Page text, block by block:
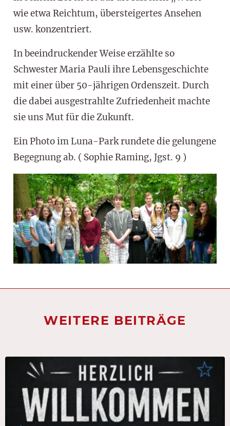
wie etwa Reichtum, übersteigertes Ansehen
usw. konzentriert.
In beeindruckender Weise erzählte so
Schwester Maria Pauli ihre Lebensgeschichte
mit einer über 50-jährigen Ordenszeit. Durch
die dabei ausgestrahlte Zufriedenheit machte
sie uns Mut für die Zukunft.
Ein Photo im Luna-Park rundete die gelungene
Begegnung ab. ( Sophie Raming, Jgst. 9 )
WEITERE BEITRÄGE